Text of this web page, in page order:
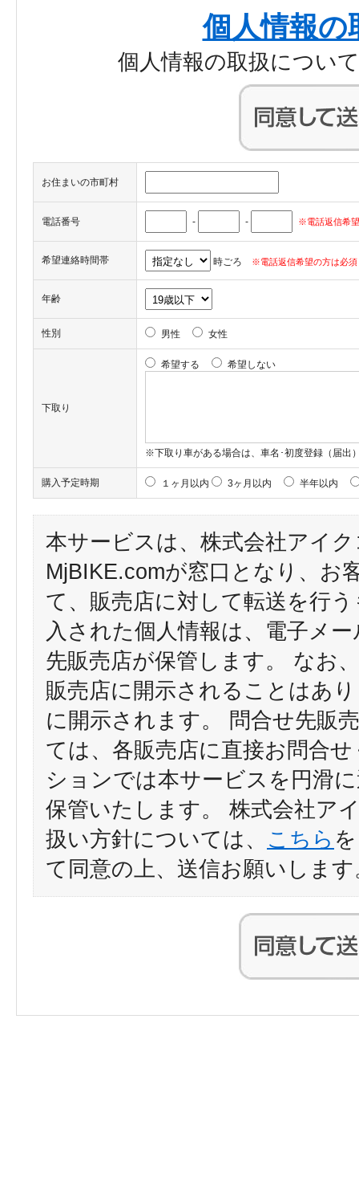
個人情報の
個人情報の取扱につい
お住まいの市町村
電話番号 - - ※電話返信希
希望連絡時間帯 時ごろ ※電話返信希望の方は必須
年齢
性別 男性 女性
下取り
希望する 希望しない
※下取り車がある場合は、車名･初度登録（届出
購入予定時期 １ヶ月以内 3ヶ月以内 半年以内
本サービスは、株式会社アイ
MjBIKE.comが窓口となり、お
て、販売店に対して転送を行
入された個人情報は、電子メ
先販売店が保管します。 なお
販売店に開示されることはあ
に開示されます。 問合せ先販
ては、各販売店に直接お問合
ションでは本サービスを円滑
保管いたします。 株式会社ア
扱い方針については、 こちら
て同意の上、送信お願いします